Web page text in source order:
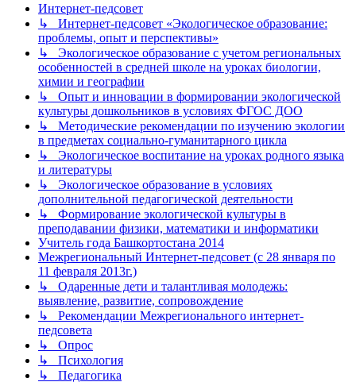
Интернет-педсовет
↳ Интернет-педсовет «Экологическое образование:
проблемы, опыт и перспективы»
↳ Экологическое образование с учетом региональных
особенностей в средней школе на уроках биологии,
химии и географии
↳ Опыт и инновации в формировании экологической
культуры дошкольников в условиях ФГОС ДОО
↳ Методические рекомендации по изучению экологии
в предметах социально-гуманитарного цикла
↳ Экологическое воспитание на уроках родного языка
и литературы
↳ Экологическое образование в условиях
дополнительной педагогической деятельности
↳ Формирование экологической культуры в
преподавании физики, математики и информатики
Учитель года Башкортостана 2014
Межрегиональный Интернет-педсовет (с 28 января по
11 февраля 2013г.)
↳ Одаренные дети и талантливая молодежь:
выявление, развитие, сопровождение
↳ Рекомендации Межрегионального интернет-
педсовета
↳ Опрос
↳ Психология
↳ Педагогика